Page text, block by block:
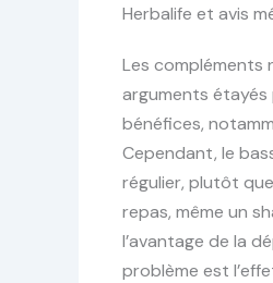
Herbalife et avis
Les compléments
arguments étayés
bénéfices,
Cependant, le
régulier, plutôt
repas, même un
l’avantage de la
problème est